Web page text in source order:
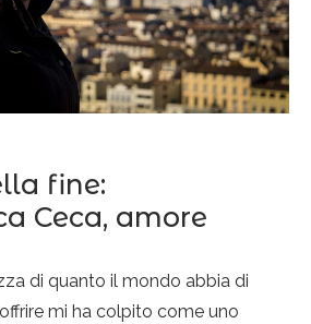
fine:
Ceca, amore
di quanto il mondo abbia di
mi ha colpito come uno